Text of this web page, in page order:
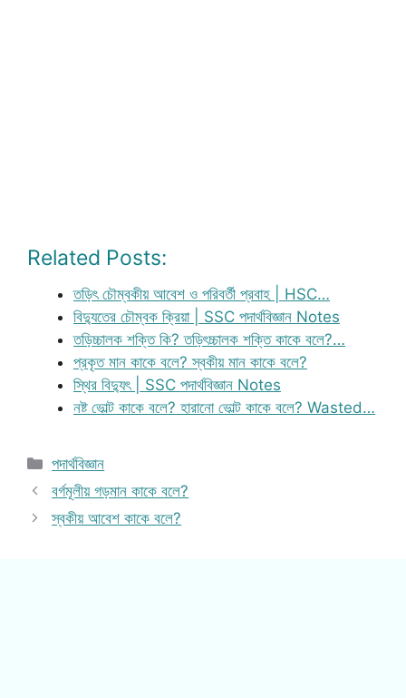
Related Posts:
তড়িৎ চৌম্বকীয় আবেশ ও পরিবর্তী প্রবাহ | HSC…
বিদ্যুতের চৌম্বক ক্রিয়া | SSC পদার্থবিজ্ঞান Notes
তড়িচ্চালক শক্তি কি? তড়িৎচ্চালক শক্তি কাকে বলে?…
প্রকৃত মান কাকে বলে? স্বকীয় মান কাকে বলে?
স্থির বিদ্যুৎ | SSC পদার্থবিজ্ঞান Notes
নষ্ট ভোল্ট কাকে বলে? হারানো ভোল্ট কাকে বলে? Wasted…
Categories
পদার্থবিজ্ঞান
বর্গমূলীয় গড়মান কাকে বলে?
স্বকীয় আবেশ কাকে বলে?